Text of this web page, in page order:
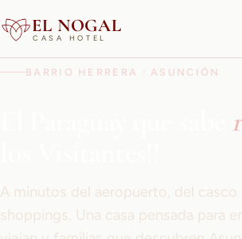
EL NOGAL
CASA HOTEL
BARRIO HERRERA · ASUNCIÓN
A minutos del aeropuerto, del
shoppings. Una casa pensada para